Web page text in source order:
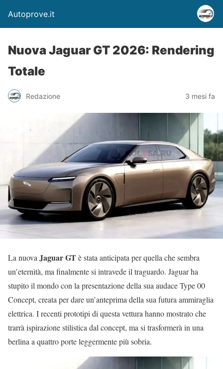
Autoprove.it
Nuova Jaguar GT 2026: Rendering
Totale
Redazione 3 mesi fa
La nuovaJaguar GTè stata anticipata per quella che sembra
un’eternità, ma finalmente si intravede il traguardo. Jaguar ha
stupito il mondo con la presentazione della sua audace Type 00
Concept, creata per dare un’anteprima della sua futura ammiraglia
elettrica. I recenti prototipi di questa vettura hanno mostrato che
trarrà ispirazione stilistica dal concept, ma si trasformerà in una
berlina a quattro porte leggermente più sobria.